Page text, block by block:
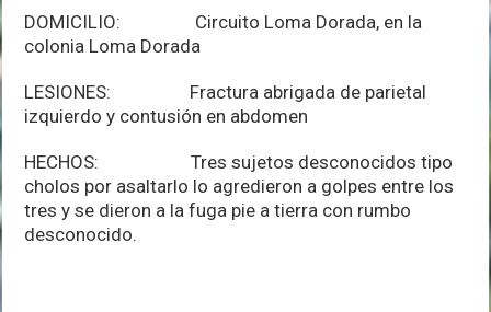
DOMICILIO: Circuito Loma Dorada, en la
colonia Loma Dorada
LESIONES: Fractura abrigada de parietal
izquierdo y contusión en abdomen
HECHOS: Tres sujetos desconocidos tipo
cholos por asaltarlo lo agredieron a golpes entre los
tres y se dieron a la fuga pie a tierra con rumbo
desconocido.